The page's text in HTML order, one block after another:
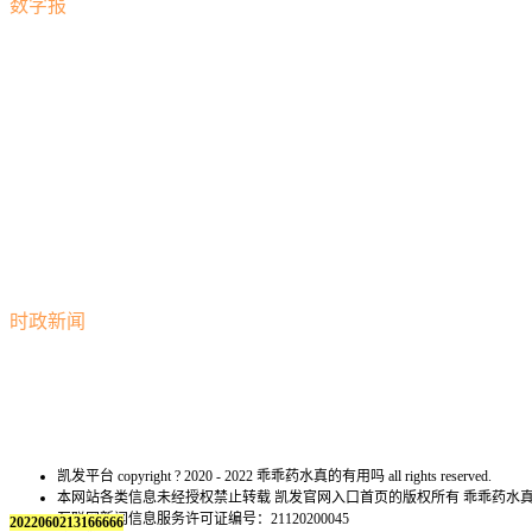
数字报
时政新闻
凯发平台 copyright ? 2020 - 2022 乖乖药水真的有用吗 all rights reserved.
本网站各类信息未经授权禁止转载 凯发官网入口首页的版权所有 乖乖药
互联网新闻信息服务许可证编号：21120200045
2022060213166666